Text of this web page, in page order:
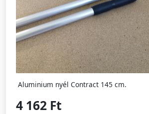
Aluminium nyél Contract 145 cm.
4 162 Ft